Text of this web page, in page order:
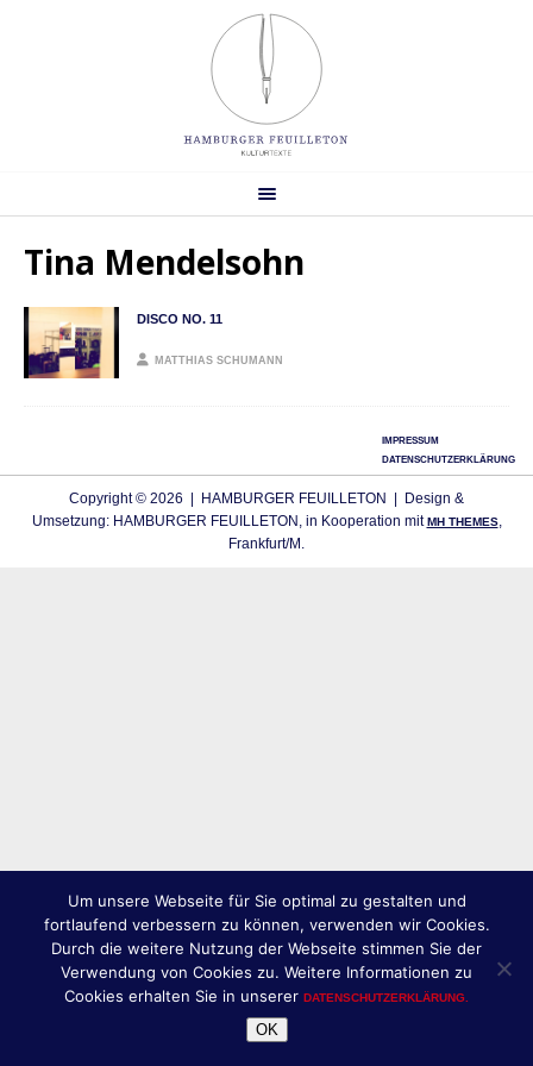
Tina Mendelsohn
DISCO NO. 11
MATTHIAS SCHUMANN
IMPRESSUM
DATENSCHUTZERKLÄRUNG
Copyright © 2026 | HAMBURGER FEUILLETON | Design &
Umsetzung: HAMBURGER FEUILLETON, in Kooperation mitMH THEMES,
Frankfurt/M.
Um unsere Webseite für Sie optimal zu gestalten und
fortlaufend verbessern zu können, verwenden wir Cookies.
Durch die weitere Nutzung der Webseite stimmen Sie der
Verwendung von Cookies zu. Weitere Informationen zu
Cookies erhalten Sie in unserer DATENSCHUTZERKLÄRUNG.
OK